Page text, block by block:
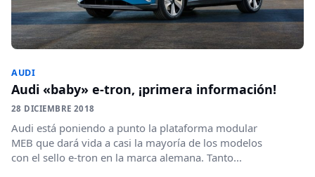
AUDI
Audi «baby» e-tron, ¡primera información!
28 DICIEMBRE 2018
Audi está poniendo a punto la plataforma modular
MEB que dará vida a casi la mayoría de los modelos
con el sello e-tron en la marca alemana. Tanto...